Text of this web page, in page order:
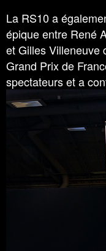
La RS10 a
épique entre René
et Gilles Villeneuve
Grand Prix de
spectateurs et a